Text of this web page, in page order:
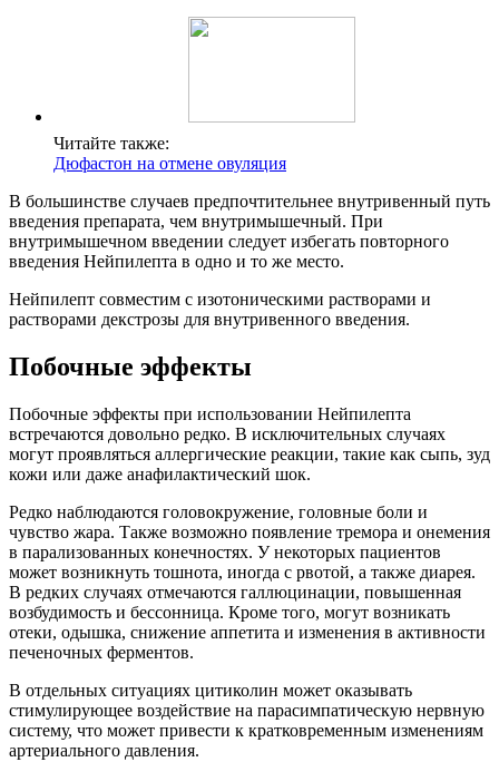
Читайте также:
Дюфастон на отмене овуляция
В большинстве случаев предпочтительнее внутривенный путь
введения препарата, чем внутримышечный. При
внутримышечном введении следует избегать повторного
введения Нейпилепта в одно и то же место.
Нейпилепт совместим с изотоническими растворами и
растворами декстрозы для внутривенного введения.
Побочные эффекты
Побочные эффекты при использовании Нейпилепта
встречаются довольно редко. В исключительных случаях
могут проявляться аллергические реакции, такие как сыпь, зуд
кожи или даже анафилактический шок.
Редко наблюдаются головокружение, головные боли и
чувство жара. Также возможно появление тремора и онемения
в парализованных конечностях. У некоторых пациентов
может возникнуть тошнота, иногда с рвотой, а также диарея.
В редких случаях отмечаются галлюцинации, повышенная
возбудимость и бессонница. Кроме того, могут возникать
отеки, одышка, снижение аппетита и изменения в активности
печеночных ферментов.
В отдельных ситуациях цитиколин может оказывать
стимулирующее воздействие на парасимпатическую нервную
систему, что может привести к кратковременным изменениям
артериального давления.